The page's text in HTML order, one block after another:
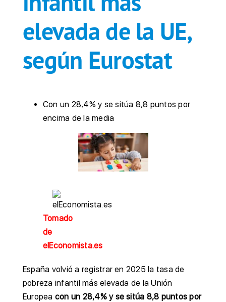
elevada de la UE,
según Eurostat
Con un 28,4% y se sitúa 8,8 puntos por
encima de la media
Tomado
de
elEconomista.es
España volvió a registrar en 2025 la tasa de
pobreza infantil más elevada de la Unión
Europea con un 28,4% y se sitúa 8,8 puntos por